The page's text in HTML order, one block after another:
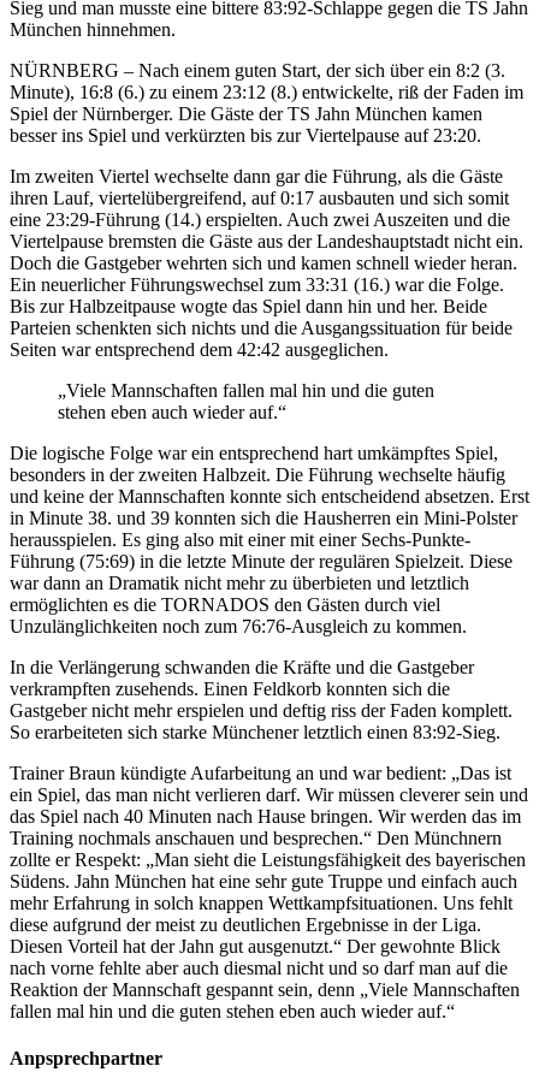
Sieg und man musste eine bittere 83:92-Schlappe gegen die TS Jahn
München hinnehmen.
NÜRNBERG – Nach einem guten Start, der sich über ein 8:2 (3.
Minute), 16:8 (6.) zu einem 23:12 (8.) entwickelte, riß der Faden im
Spiel der Nürnberger. Die Gäste der TS Jahn München kamen
besser ins Spiel und verkürzten bis zur Viertelpause auf 23:20.
Im zweiten Viertel wechselte dann gar die Führung, als die Gäste
ihren Lauf, viertelübergreifend, auf 0:17 ausbauten und sich somit
eine 23:29-Führung (14.) erspielten. Auch zwei Auszeiten und die
Viertelpause bremsten die Gäste aus der Landeshauptstadt nicht ein.
Doch die Gastgeber wehrten sich und kamen schnell wieder heran.
Ein neuerlicher Führungswechsel zum 33:31 (16.) war die Folge.
Bis zur Halbzeitpause wogte das Spiel dann hin und her. Beide
Parteien schenkten sich nichts und die Ausgangssituation für beide
Seiten war entsprechend dem 42:42 ausgeglichen.
„Viele Mannschaften fallen mal hin und die guten
stehen eben auch wieder auf.“
Die logische Folge war ein entsprechend hart umkämpftes Spiel,
besonders in der zweiten Halbzeit. Die Führung wechselte häufig
und keine der Mannschaften konnte sich entscheidend absetzen. Erst
in Minute 38. und 39 konnten sich die Hausherren ein Mini-Polster
herausspielen. Es ging also mit einer mit einer Sechs-Punkte-
Führung (75:69) in die letzte Minute der regulären Spielzeit. Diese
war dann an Dramatik nicht mehr zu überbieten und letztlich
ermöglichten es die TORNADOS den Gästen durch viel
Unzulänglichkeiten noch zum 76:76-Ausgleich zu kommen.
In die Verlängerung schwanden die Kräfte und die Gastgeber
verkrampften zusehends. Einen Feldkorb konnten sich die
Gastgeber nicht mehr erspielen und deftig riss der Faden komplett.
So erarbeiteten sich starke Münchener letztlich einen 83:92-Sieg.
Trainer Braun kündigte Aufarbeitung an und war bedient: „Das ist
ein Spiel, das man nicht verlieren darf. Wir müssen cleverer sein und
das Spiel nach 40 Minuten nach Hause bringen. Wir werden das im
Training nochmals anschauen und besprechen.“ Den Münchnern
zollte er Respekt: „Man sieht die Leistungsfähigkeit des bayerischen
Südens. Jahn München hat eine sehr gute Truppe und einfach auch
mehr Erfahrung in solch knappen Wettkampfsituationen. Uns fehlt
diese aufgrund der meist zu deutlichen Ergebnisse in der Liga.
Diesen Vorteil hat der Jahn gut ausgenutzt.“ Der gewohnte Blick
nach vorne fehlte aber auch diesmal nicht und so darf man auf die
Reaktion der Mannschaft gespannt sein, denn „Viele Mannschaften
fallen mal hin und die guten stehen eben auch wieder auf.“
Anpsprechpartner